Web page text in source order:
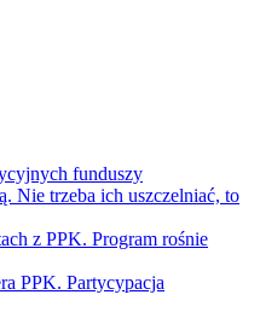
funduszy
Nie trzeba ich uszczelniać, to
z PPK. Program rośnie
PPK. Partycypacja